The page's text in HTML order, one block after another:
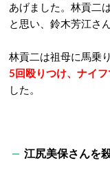
あげました。林貢二
と思い、鈴木芳江さ
林貢二は祖母に馬乗
5回殴りつけ、ナイ
した。
江尻美保さんを